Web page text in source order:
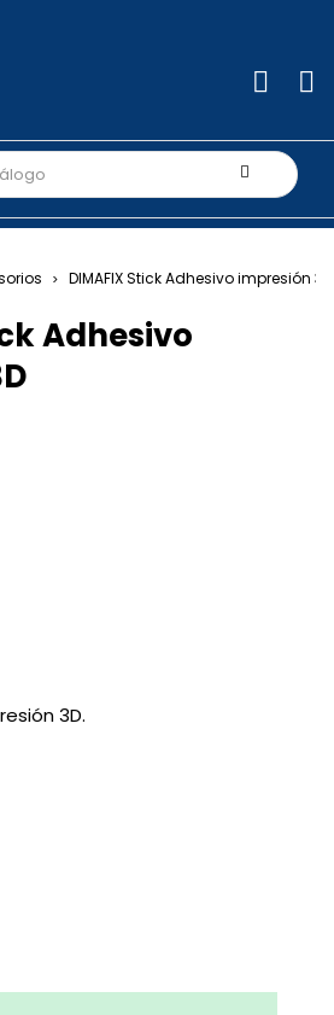
DIMAFIX Stick Adhesivo impresión 3D
Adhesivo
3D.